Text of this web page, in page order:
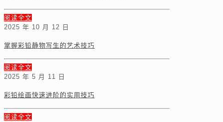
阅读全文
2025 年 10 月 12 日
掌握彩铅静物写生的艺术技巧
阅读全文
2025 年 5 月 11 日
彩铅绘画快速进阶的实用技巧
阅读全文